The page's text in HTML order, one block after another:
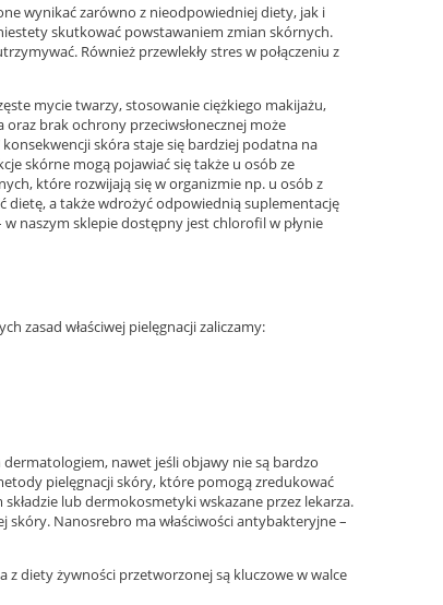
wynikać zarówno z nieodpowiedniej diety, jak i
skutkować powstawaniem zmian skórnych.
Również przewlekły stres w połączeniu z
mycie twarzy, stosowanie ciężkiego makijażu,
brak ochrony przeciwsłonecznej może
skóra staje się bardziej podatna na
skórne mogą pojawiać się także u osób ze
które rozwijają się w organizmie np. u osób z
dietę, a także wdrożyć odpowiednią suplementację
w naszym sklepie dostępny jest chlorofil w płynie
zasad właściwej pielęgnacji zaliczamy:
nawet jeśli objawy nie są bardzo
pielęgnacji skóry, które pomogą zredukować
lub dermokosmetyki wskazane przez lekarza.
skóry. Nanosrebro ma właściwości antybakteryjne –
diety żywności przetworzonej są kluczowe w walce